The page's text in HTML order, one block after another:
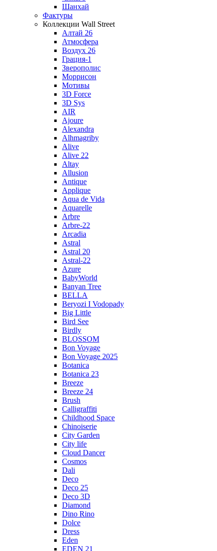
Шанхай
Фактуры
Коллекции Wall Street
Алтай 26
Атмосфера
Воздух 26
Грация-1
Зверополис
Моррисон
Мотивы
3D Force
3D Sys
AIR
Ajoure
Alexandra
Alhmagriby
Alive
Alive 22
Altay
Allusion
Antique
Applique
Aqua de Vida
Aquarelle
Arbre
Arbre-22
Arcadia
Astral
Astral 20
Astral-22
Azure
BabyWorld
Banyan Tree
BELLA
Beryozi I Vodopady
Big Little
Bird See
Birdly
BLOSSOM
Bon Voyage
Bon Voyage 2025
Botanica
Botanica 23
Breeze
Breeze 24
Brush
Calligraffiti
Childhood Space
Chinoiserie
City Garden
City life
Cloud Dancer
Cosmos
Dali
Deco
Deco 25
Deco 3D
Diamond
Dino Rino
Dolce
Dress
Eden
EDEN 21